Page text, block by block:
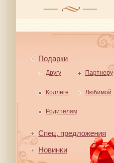
Подарки
Другу Партнеру
Коллеге Любимой
Родителям
Спец. предложения
Новинки